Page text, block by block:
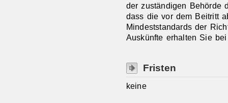
der zuständigen Behörde
dass die vor dem Beitritt
Mindeststandards der
Auskünfte erhalten Sie
Fristen
keine